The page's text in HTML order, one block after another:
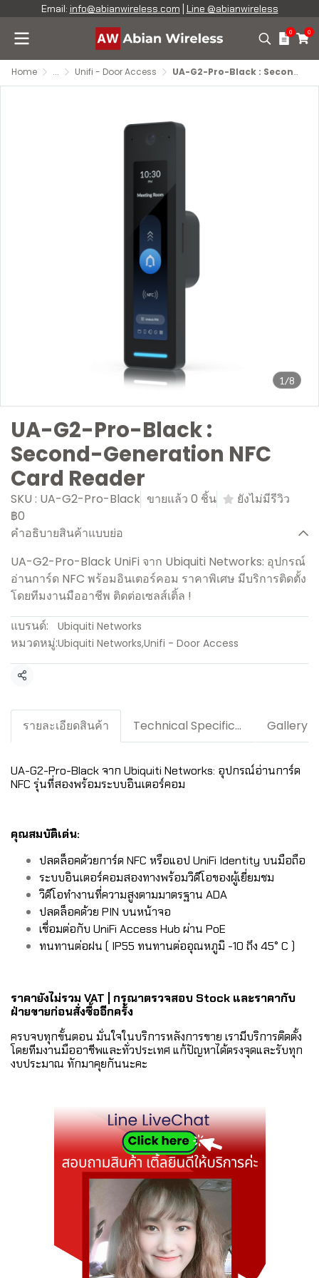
Email: info@abianwireless.com Line @abianwireless
0 0
Home ... Unifi - Door Access UA-G2-Pro-Black : Second-Generation NFC Card Reader
1/8
UA-G2-Pro-Black :
Second-Generation NFC
Card Reader
SKU : UA-G2-Pro-Black ขายแล้ว 0 ชิ้น
ยังไม่มีรีวิว
฿0
คำอธิบายสินค้าแบบย่อ
UA-G2-Pro-Black UniFi จาก Ubiquiti Networks: อุปกรณ์
อ่านการ์ด NFC พร้อมอินเตอร์คอม ราคาพิเศษ มีบริการติดตั้ง
โดยทีมงานมืออาชีพ ติดต่อเซลส์เติ้ล !
แบรนด์:
Ubiquiti Networks
หมวดหมู่:Ubiquiti Networks,Unifi - Door Access
แชร์
รายละเอียดสินค้า Technical Specification / Downloads Gallery
UA-G2-Pro-Black จาก Ubiquiti Networks: อุปกรณ์อ่านการ์ด
NFC รุ่นที่สองพร้อมระบบอินเตอร์คอม
คุณสมบัติเด่น:
ปลดล็อคด้วยการ์ด NFC หรือแอป UniFi Identity บนมือถือ
ระบบอินเตอร์คอมสองทางพร้อมวิดีโอของผู้เยี่ยมชม
วิดีโอทำงานที่ความสูงตามมาตรฐาน ADA
ปลดล็อคด้วย PIN บนหน้าจอ
เชื่อมต่อกับ UniFi Access Hub ผ่าน PoE
ทนทานต่อฝน ( IP55 ทนทานต่ออุณหภูมิ -10 ถึง 45° C )
ราคายังไม่รวม VAT | กรุณาตรวจสอบ Stock และราคากับ
ฝ่ายขายก่อนสั่งซื้ออีกครั้ง
ครบจบทุกขั้นตอน มั่นใจในบริการหลังการขาย เรามีบริการติดตั้ง
โดยทีมงานมืออาชีพและทั่วประเทศ แก้ปัญหาได้ตรงจุดและรับทุก
งบประมาณ ทักมาคุยกันนะคะ